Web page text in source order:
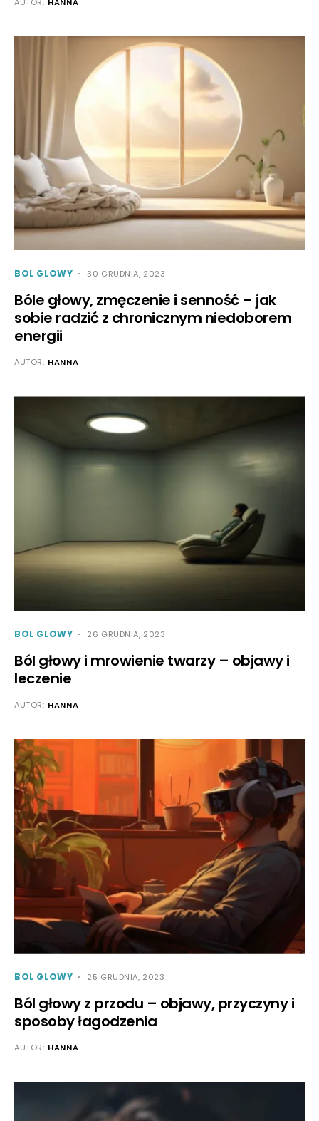
BOL GLOWY 30 GRUDNIA, 2023
Bóle głowy, zmęczenie i senność – jak
sobie radzić z chronicznym niedoborem
energii
AUTOR: HANNA
BOL GLOWY 26 GRUDNIA, 2023
Ból głowy i mrowienie twarzy – objawy i
leczenie
AUTOR: HANNA
BOL GLOWY 25 GRUDNIA, 2023
Ból głowy z przodu – objawy, przyczyny i
sposoby łagodzenia
AUTOR: HANNA